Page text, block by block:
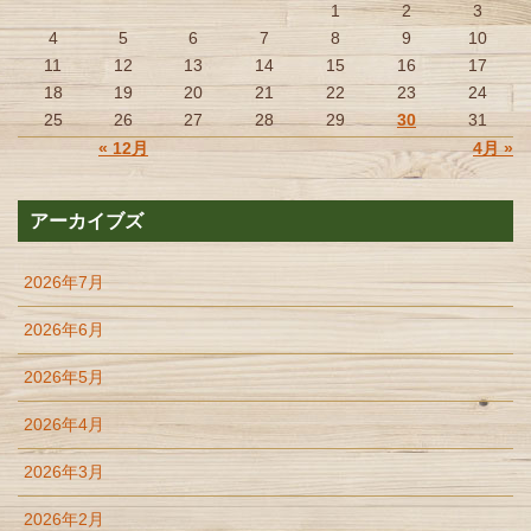
« 12月 4月 »
1 2
3
4
5 6 7 8 9
10
11
12 13 14 15 16
17
18
19 20 21 22 23
24
25
26 27 28 29 30 31
アーカイブズ
2026年7月
2026年6月
2026年5月
2026年4月
2026年3月
2026年2月